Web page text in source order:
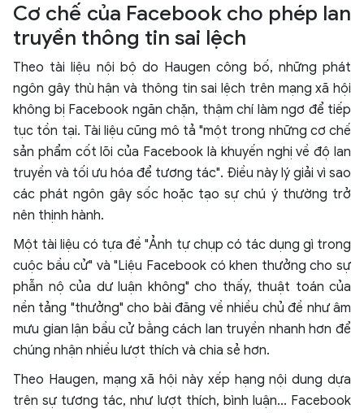
Cơ chế của Facebook cho phép lan
truyền thông tin sai lệch
Theo tài liệu nội bộ do Haugen công bố, những phát
ngôn gây thù hận và thông tin sai lệch trên mạng xã hội
không bị Facebook ngăn chặn, thậm chí làm ngơ để tiếp
tục tồn tại. Tài liệu cũng mô tả "một trong những cơ chế
sản phẩm cốt lõi của Facebook là khuyến nghị về độ lan
truyền và tối ưu hóa để tương tác". Điều này lý giải vì sao
các phát ngôn gây sốc hoặc tạo sự chú ý thường trở
nên thịnh hành.
Một tài liệu có tựa đề "Ảnh tự chụp có tác dụng gì trong
cuộc bầu cử" và "Liệu Facebook có khen thưởng cho sự
phẫn nộ của dư luận không" cho thấy, thuật toán của
nền tảng "thưởng" cho bài đăng về nhiều chủ đề như âm
mưu gian lận bầu cử bằng cách lan truyền nhanh hơn để
chúng nhận nhiều lượt thích và chia sẻ hơn.
Theo Haugen, mạng xã hội này xếp hạng nội dung dựa
trên sự tương tác, như lượt thích, bình luận... Facebook